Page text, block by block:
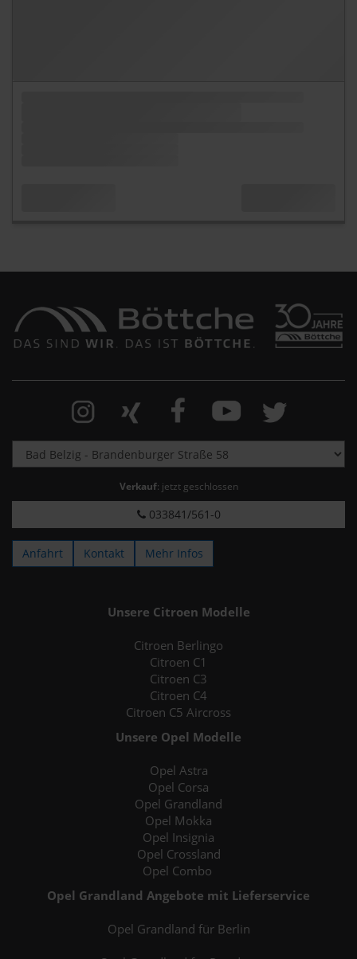
Verkauf: jetzt geschlossen
033841/561-0
Anfahrt Kontakt Mehr Infos
Unsere Citroen Modelle
Citroen Berlingo
Citroen C1
Citroen C3
Citroen C4
Citroen C5 Aircross
Unsere Opel Modelle
Opel Astra
Opel Corsa
Opel Grandland
Opel Mokka
Opel Insignia
Opel Crossland
Opel Combo
Opel Grandland Angebote mit Lieferservice
Opel Grandland für Berlin